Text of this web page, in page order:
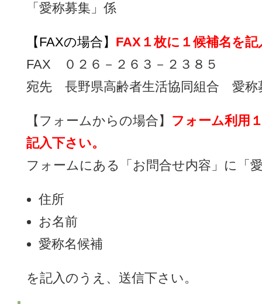
「愛称募集」係
【FAXの場合】 FAX１枚に１候補名を
FAX ０２６－２６３－２３８５
宛先 長野県高齢者生活協同組合 愛称
【フォームからの場合】 フォーム利用
記入下さい。
フォームにある「お問合せ内容」に「
住所
お名前
愛称名候補
を記入のうえ、送信下さい。